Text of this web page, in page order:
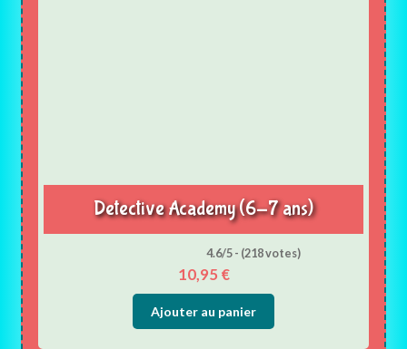
Detective Academy (6-7 ans)
4.6/5 - (218 votes)
10,95 €
Ajouter au panier